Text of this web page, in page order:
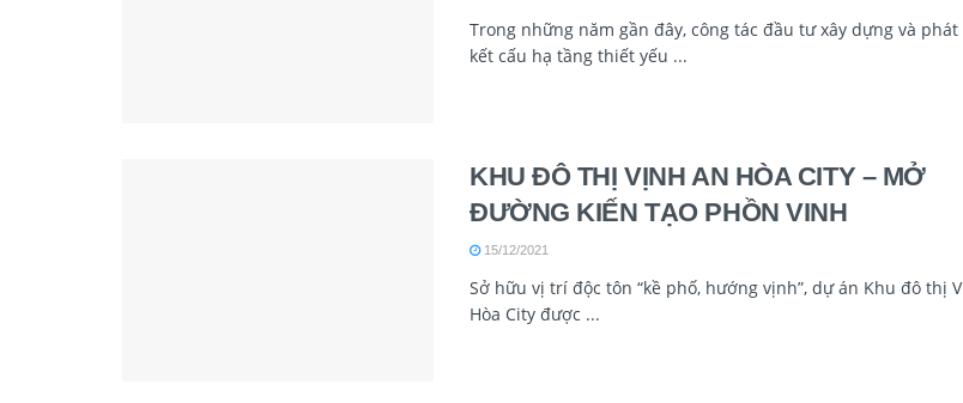
Trong những năm gần đây, công tác đầu tư xây dựng và
kết cấu hạ tầng thiết yếu ...
KHU ĐÔ THỊ VỊNH AN HÒA CITY – MỞ
ĐƯỜNG KIẾN TẠO PHỒN VINH
15/12/2021
Sở hữu vị trí độc tôn “kề phố, hướng vịnh”, dự án Khu đô thị
Hòa City được ...